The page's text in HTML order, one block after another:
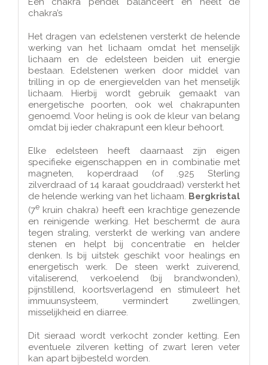
chakra’s
Het dragen van edelstenen versterkt de helende
werking van het lichaam omdat het menselijk
lichaam en de edelsteen beiden uit energie
bestaan. Edelstenen werken door middel van
trilling in op de energievelden van het menselijk
lichaam. Hierbij wordt gebruik gemaakt van
energetische poorten, ook wel chakrapunten
genoemd. Voor heling is ook de kleur van belang
omdat bij ieder chakrapunt een kleur behoort.
Elke edelsteen heeft daarnaast zijn eigen
specifieke eigenschappen en in combinatie met
magneten, koperdraad (of .925 Sterling
zilverdraad of 14 karaat gouddraad) versterkt het
de helende werking van het lichaam. Bergkristal
(7ekruin chakra) heeft een krachtige genezende
en reinigende werking. Het beschermt de aura
tegen straling, versterkt de werking van andere
stenen en helpt bij concentratie en helder
denken. Is bij uitstek geschikt voor healings en
energetisch werk. De steen werkt zuiverend,
vitaliserend, verkoelend (bij brandwonden),
pijnstillend, koortsverlagend en stimuleert het
immuunsysteem, vermindert zwellingen,
misselijkheid en diarree.
Dit sieraad wordt verkocht zonder ketting. Een
eventuele zilveren ketting of zwart leren veter
kan apart bijbesteld worden.